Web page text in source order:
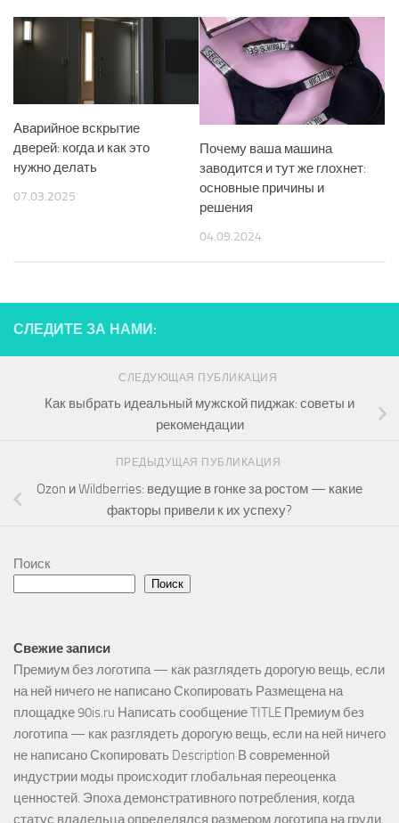
Аварийное вскрытие
дверей: когда и как это
нужно делать
07.03.2025
Почему ваша машина
заводится и тут же глохнет:
основные причины и
решения
04.09.2024
СЛЕДИТЕ ЗА НАМИ:
СЛЕДУЮЩАЯ ПУБЛИКАЦИЯ
Как выбрать идеальный мужской пиджак: советы и
рекомендации
ПРЕДЫДУЩАЯ ПУБЛИКАЦИЯ
Ozon и Wildberries: ведущие в гонке за ростом — какие
факторы привели к их успеху?
Поиск
Поиск
Свежие записи
Премиум без логотипа — как разглядеть дорогую вещь, если
на ней ничего не написано Скопировать Размещена на
площадке 90is.ru Написать сообщение TITLE Премиум без
логотипа — как разглядеть дорогую вещь, если на ней ничего
не написано Скопировать Description В современной
индустрии моды происходит глобальная переоценка
ценностей. Эпоха демонстративного потребления, когда
статус владельца определялся размером логотипа на груди,